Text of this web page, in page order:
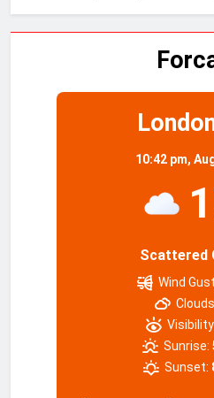
10:42 pm,
Scattered
Wind
Sunrise:
Sunset: